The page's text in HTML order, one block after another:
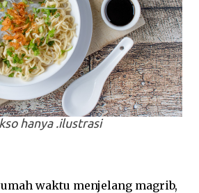
hanya .ilustrasi
waktu menjelang magrib,